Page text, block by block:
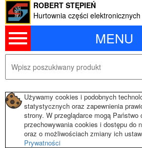
MENU
ROBERT STĘPIEŃ
Hurtownia części elektronicznych
Używamy cookies i podobnych
statystycznych oraz zapewnienia
strony. W przeglądarce mogą Państwo
przechowywania cookies i dostępu do
oraz o możliwościach zmiany ich
Prywatności